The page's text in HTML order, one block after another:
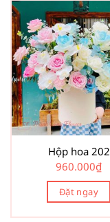
Hộp hoa 202
960.000₫
Đặt ngay